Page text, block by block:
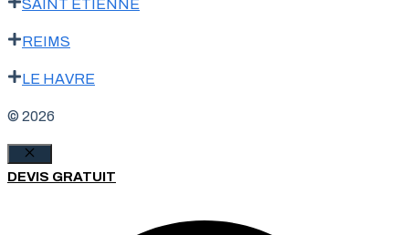
SAINT ETIENNE
REIMS
LE HAVRE
© 2026
Fermer
DEVIS GRATUIT